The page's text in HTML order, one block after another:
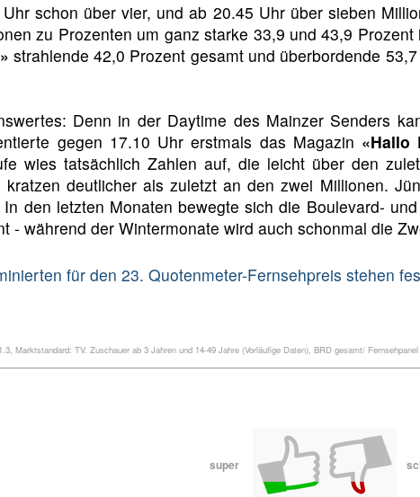
schon über vier, und ab 20.45 Uhr über sieben
zu Prozenten um ganz starke 33,9 und 43,9
strahlende 42,0 Prozent gesamt und überbordende
Denn in der Daytime des Mainzer Senders
gegen 17.10 Uhr erstmals das Magazin «Hallo
wies tatsächlich Zahlen auf, die leicht über den
deutlicher als zuletzt an den zwei Millionen.
den letzten Monaten bewegte sich die Boulevard-
- während der Wintermonate wird auch schonmal die
für den 23. Quotenmeter-Fernsehpreis stehen
Marktstandard: TV. Zuschauer ab 3 Jahren und 14-49 Jahre (Vorläufige Daten), BRD gesamt/
super